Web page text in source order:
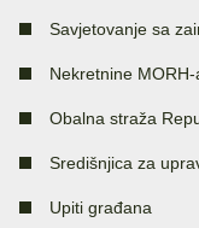
Savjetovanje sa
Nekretnine MORH-
Obalna straža
Središnjica za
Upiti građana